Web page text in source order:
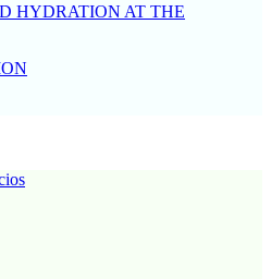
HYDRATION AT THE